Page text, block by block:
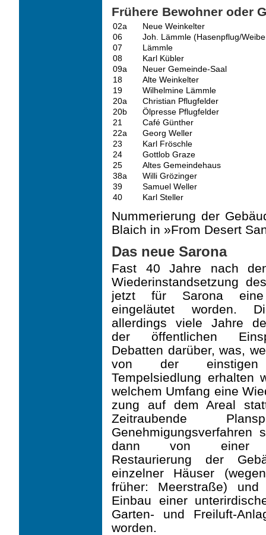
Frühere Bewohner oder
02a
Neue Weinkelter
06
Joh. Lämmle (Hasenpflug/
07
Lämmle
08
Karl Kübler
09a
Neuer Gemeinde-Saal
18
Alte Weinkelter
19
Wilhelmine Lämmle
20a
Christian Pflugfelder
20b
Ölpresse Pflugfelder
21
Café Günther
22a
Georg Weller
23
Karl Fröschle
24
Gottlob Graze
25
Altes Gemeindehaus
38a
Willi Grözinger
39
Samuel Weller
40
Karl Steller
Nummerierung der
Blaich in »From Desert
Das neue Sarona
Fast 40 Jahre nach
Wiederinstandsetzung
jetzt für Sarona
eingeläutet worden.
allerdings viele Jahre
der öffentlichen
Debatten darüber, was,
von der einstigen
Tempelsiedlung erhal­ten
welchem Umfang eine
zung auf dem Areal
Zeitraubende
Genehmigungsverfahren
dann von einer
Restaurierung der
einzelner Häuser
früher: Meerstraße)
Einbau einer
Garten- und Freiluft-
worden.